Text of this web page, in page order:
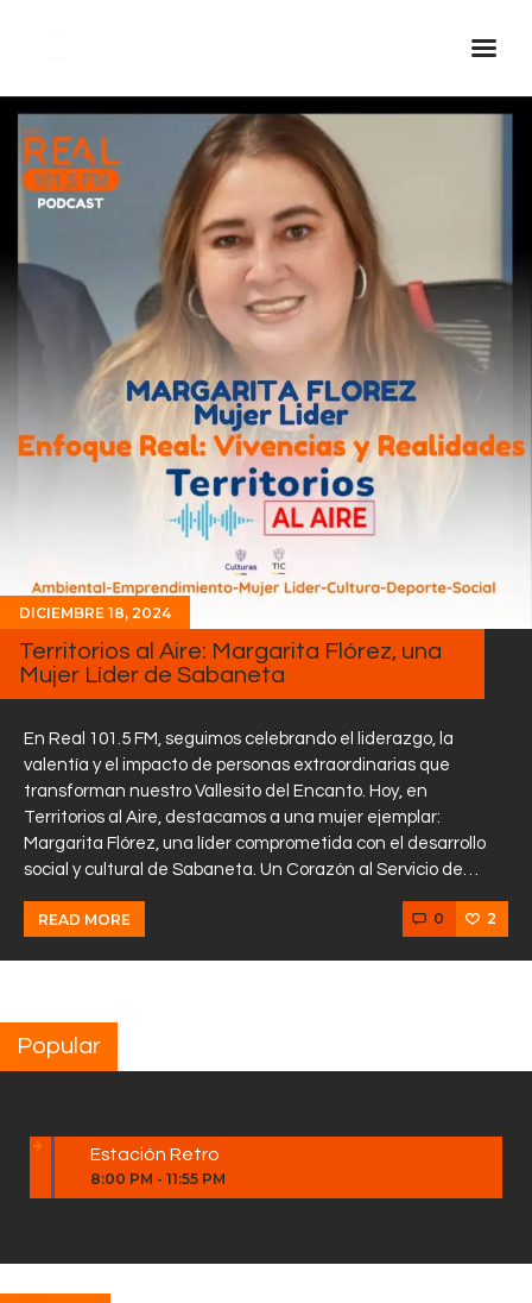
Inicio Real FM
Streaming
En Vivo
Descarga La APP
Programas
Noticias
Equipo
Sobre Nosotros
Contactos
DICIEMBRE 18, 2024
Territorios al Aire: Margarita Flórez, una
Mujer Líder de Sabaneta
En Real 101.5 FM, seguimos celebrando el liderazgo, la
valentía y el impacto de personas extraordinarias que
transforman nuestro Vallesito del Encanto. Hoy, en
Territorios al Aire, destacamos a una mujer ejemplar:
Margarita Flórez, una líder comprometida con el desarrollo
social y cultural de Sabaneta. Un Corazón al Servicio de…
READ MORE 0 2
Popular
Estación Retro
8:00 PM - 11:55 PM